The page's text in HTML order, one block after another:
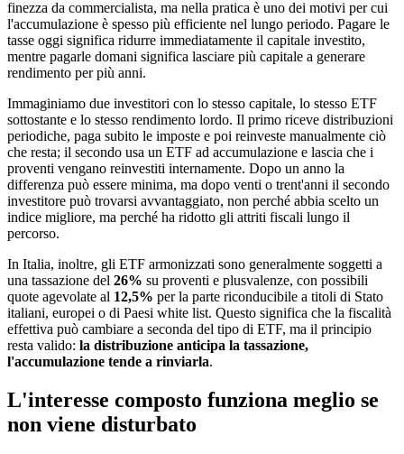
finezza da commercialista, ma nella pratica è uno dei motivi per cui
l'accumulazione è spesso più efficiente nel lungo periodo. Pagare le
tasse oggi significa ridurre immediatamente il capitale investito,
mentre pagarle domani significa lasciare più capitale a generare
rendimento per più anni.
Immaginiamo due investitori con lo stesso capitale, lo stesso ETF
sottostante e lo stesso rendimento lordo. Il primo riceve distribuzioni
periodiche, paga subito le imposte e poi reinveste manualmente ciò
che resta; il secondo usa un ETF ad accumulazione e lascia che i
proventi vengano reinvestiti internamente. Dopo un anno la
differenza può essere minima, ma dopo venti o trent'anni il secondo
investitore può trovarsi avvantaggiato, non perché abbia scelto un
indice migliore, ma perché ha ridotto gli attriti fiscali lungo il
percorso.
In Italia, inoltre, gli ETF armonizzati sono generalmente soggetti a
una tassazione del 26% su proventi e plusvalenze, con possibili
quote agevolate al 12,5% per la parte riconducibile a titoli di Stato
italiani, europei o di Paesi white list. Questo significa che la fiscalità
effettiva può cambiare a seconda del tipo di ETF, ma il principio
resta valido: la distribuzione anticipa la tassazione,
l'accumulazione tende a rinviarla.
L'interesse composto funziona meglio se
non viene disturbato